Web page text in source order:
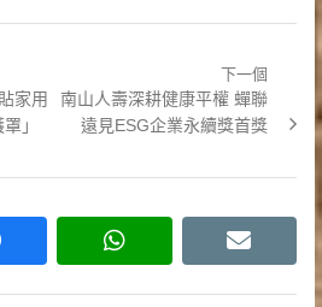
家用
」
下一個
Next
post:
南山人壽深耕健康平權 蟬聯
遠見ESG企業永續獎首獎
facebook whatsapp email